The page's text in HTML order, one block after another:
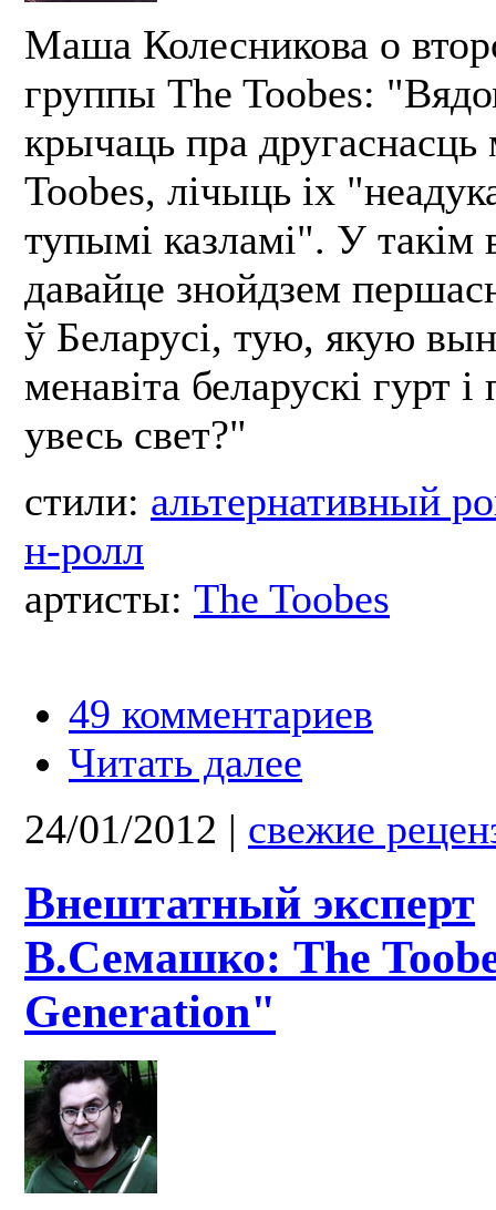
Маша Колесникова о
группы The Toobes:
крычаць пра другаснасць
Toobes, лічыць іх
тупымі казламі". У такім
давайце знойдзем
ў Беларусі, тую, якую
менавіта беларускі гурт і
увесь свет?"
стили: альтернативный
н-ролл
артисты: The Toobes
49 комментариев
Читать далее
24/01/2012 | свежие
Внештатный эксперт
В.Семашко: The
Generation"